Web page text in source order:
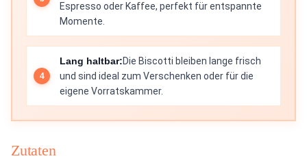
Espresso oder Kaffee, perfekt für entspannte
Momente.
Lang haltbar:Die Biscotti bleiben lange frisch
und sind ideal zum Verschenken oder für die
eigene Vorratskammer.
Zutaten